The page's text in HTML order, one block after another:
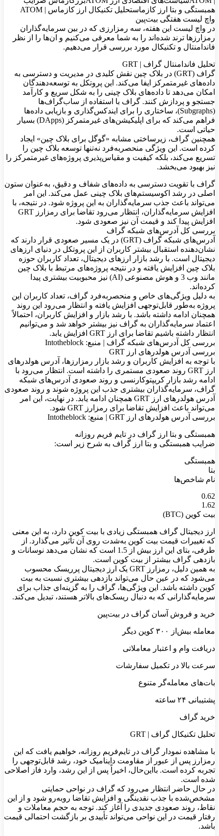
همبستگی و بتا ارز کازماستحلیل تکنیکال ارز کازماس | ATOM
واچ لیست هفتگی بیت‌پین
در واچ لیست این هفته، سه رمزارزی که در بین سرمایه‌گذاران
رمزارزها ترند شده‌اند را به شما معرفی می‌کنیم و ان‌ها را از نظر
فاندامنتال و تکنیکال مورد بررسی قرار می‌دهیم.
تحلیل فاندامنتال گراف | GRT
گراف (GRT) در بلاک چین نقش کلیدی در مدیریت و دسترسی به
داده‌های غیرمتمرکز ایفا می‌کند. این پروتکل به توسعه‌دهندگان
امکان می‌دهد تا داده‌های بلاک چینی را به شکل سریع و کارآمد
جستجو و پردازش کنند. گراف با استفاده از ساب‌گراف‌ها
(Subgraphs)، ساختاری را برای ایندکس‌گذاری و بازیابی داده‌ها
فراهم می‌کند که برای اپلیکیشن‌های غیرمتمرکز (DApps) بسیار
حیاتی است.
همچنین گراف، زیرساختی مشابه «گوگل برای بلاک چین» ایجاد
کرده است. این ویژگی منحصربه‌فرد نه‌تنها توسعه بلاک چین را
تسریع می‌کند، بلکه کیفیت و مقیاس‌پذیری پروژه‌های غیرمتمرکز را
نیز بهبود می‌بخشد.
گراف با تقویت دسترسی به داده‌های شفاف و دقیق، به‌عنوان ستون
اصلی در رشد اکوسیستم‌های بلاک‌ چینی عمل می‌کند. این امر
می‌تواند باعث جذب سرمایه‌گذاران به این پروژه شود. در نتیجه، با
افزایش سرمایه‌گذاران، انتظار می‌رود تقاضا برای رمزارز GRT
افزایش پیدا کند و قیمت آن نیز صعودی شود.
بررسی کل آدرس‌های شبکه گراف
آدرس‌های شبکه گراف (GRT) در یک مسیر صعودی قرار دارند که
نشان‌دهنده استقبال بیشتر کاربران از این پروتکل در دنیای ارزهای
دیجیتال است. با رشد بازار ارزهای دیجیتال، تعداد کاربران حوزه
بلاک چین افزایش یافته و در نتیجه پروژه‌های مرتبط با بلاک چین
مانند وب 3 و هوش مصنوعی (AI) نیز محبوبیت بیشتری پیدا
کرده‌اند.
به دلیل ویژگی‌های خاص و منحصربه‌فرد گراف، تعداد کاربران این
پروژه به‌طور قابل‌توجهی افزایش یافته و انتظار می‌رود این روند
همچنان ادامه داشته باشد. با رشد بازار و افزایش کاربران، احتمالاً
اعتماد سرمایه‌گذاران به گراف نیز بیشتر خواهد شد و می‌توانیم
انتظار داشته باشیم تقاضا برای ارز GRT افزایش یابد.
بررسی کل آدرس‌های شبکه گراف | منبع: Intotheblock
بررسی آدرس‌ هولدرهای ارز GRT
با توجه به افزایش کاربران و رشد بازار رمزارزها، آدرس هولدرهای
ارز GRT روند صعودی مستمری را داشته است. انتظار می‌رود با
ادامه رشد بازار کریپتوکارنسی و روند صعودی آدرس‌های شبکه
گراف، سرمایه‌گذاران بیشتری جذب این پروژه شوند و روند صعودی
آدرس هولدرهای ارز GRT همچنان ادامه یابد. در نهایت، این امر
می‌تواند باعث افزایش تقاضا برای رمزارز GRT شود.
بررسی آدرس‌ هولدرهای ارز GRT | منبع: Intotheblock
همبستگی و بتا ارز گراف در تایم فریم روزانه
ضرایب همبستگی و بتا ارز گراف به شرح زیر است:
همبستگی
بتا
نام شاخص‌ها
0.62
1.62
بیت ‌کوین (BTC)
ارز دیجیتال گراف همبستگی زیادی با بیت‌ کوین دارد، به این معنی
که تغییرات قیمت بیت کوین به‌شدت روی آن تأثیر می‌گذارد. از
طرفی، بتای این ارز بیش از 1.5 است که نشان می‌دهد نوسانات و
بازدهی گراف بیشتر از بیت‌ کوین است.
به همین دلیل، رمزارز GRT یک ارز دیجیتال پرریسک محسوب
می‌شود که در عین حال می‌تواند بازدهی بیشتری نسبت به بیت‌
کوین داشته باشد. این ویژگی‌ها، گراف را به گزینه‌ای جذاب برای
سرمایه‌گذارانی که به دنبال ریسک‌های بالاتر هستند، تبدیل می‌کند.
خرید و فروش آسان گراف در بیت‌پین
معامله بیش‌از ۳۰۰ کوین دیگر
دریافت وام و اعتبار معاملاتی
سرعت بالا در تکمیل سفارشات
بات‌های معامله‌گر متنوع
پشتیبانی ۲۴ ساعته
خرید گراف
تحلیل تکنیکال گراف | GRT
با مشاهده نمودار گراف در تایم‌فریم روزانه، خواهیم یافت که این
رمزارز پس از عبور از مقاومت داینامیک خود، رشد قابل‌توجهی را
تجربه کرده است. بااین‌حال، اخیراً پس از این رشد، وارد فاز اصلاحی
شده است.
در حال حاضر انتظار می‌رود که گراف در نواحی حمایتی
مشخص‌شده با جذب نقدینگی و افزایش تقاضا روبه‌رو شود و از این
نقاط، روند صعودی جدیدی را آغاز کند. توجه به حجم معاملات و
رفتار قیمت در این نواحی می‌تواند تأییدی بر بازگشت احتمالی قیمت
باشد.